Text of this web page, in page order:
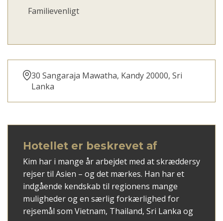
Familievenligt
30 Sangaraja Mawatha, Kandy 20000, Sri
Lanka
Hotellet er beskrevet af
Kim har i mange år arbejdet med at skræddersy
rejser til Asien – og det mærkes. Han har et
indgående kendskab til regionens mange
muligheder og en særlig forkærlighed for
rejsemål som Vietnam, Thailand, Sri Lanka og